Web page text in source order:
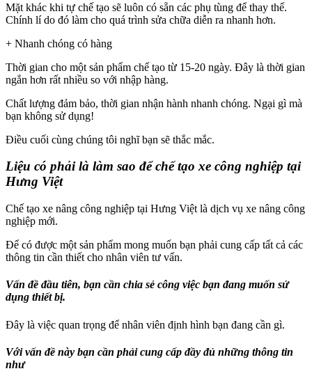
Mặt khác khi tự chế tạo sẽ luôn có sẵn các phụ tùng để thay thế.
Chính lí do đó làm cho quá trình sửa chữa diễn ra nhanh hơn.
+ Nhanh chóng có hàng
Thời gian cho một sản phẩm chế tạo từ 15-20 ngày. Đây là thời gian
ngắn hơn rất nhiều so với nhập hàng.
Chất lượng đảm bảo, thời gian nhận hành nhanh chóng. Ngại gì mà
bạn không sử dụng!
Điều cuối cùng chúng tôi nghĩ bạn sẽ thắc mắc.
Liệu có phải là làm sao để chế tạo xe công nghiệp tại
Hưng Việt
Chế tạo xe nâng công nghiệp tại Hưng Việt là dịch vụ xe nâng công
nghiệp mới.
Để có được một sản phẩm mong muốn bạn phải cung cấp tất cả các
thông tin cần thiết cho nhân viên tư vấn.
Vấn đề đầu tiên, bạn cần chia sẻ công việc bạn đang muốn sử
dụng thiết bị.
Đây là việc quan trọng để nhân viên định hình bạn đang cần gì.
Với vấn đề này bạn cần phải cung cấp đầy đủ những thông tin
như